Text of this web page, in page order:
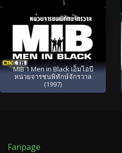
MIB 1 Men in Black เอ็มไอบี
หน่วยจารชนพิทักษ์จักรวาล
(1997)
Fanpage